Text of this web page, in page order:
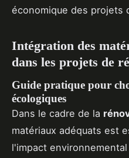
économique des projets
Intégration des
dans les projets de
Guide pratique pour
écologiques
Dans le cadre de la
matériaux adéquats est
l'impact